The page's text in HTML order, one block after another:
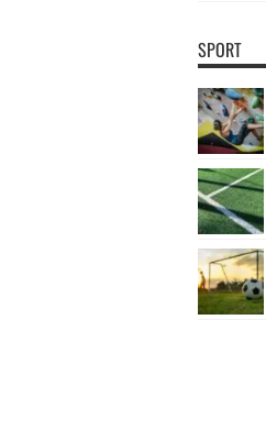
SPORT